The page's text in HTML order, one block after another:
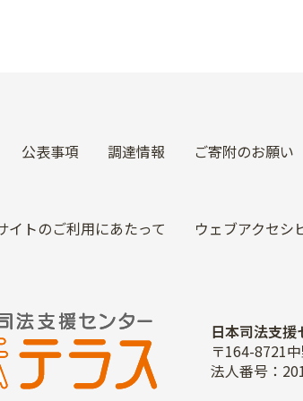
公表事項 調達情報 ご寄附のお願い
イトのご利用にあたって ウェブアクセシ
日本司法支
〒164-8721
法人番号：